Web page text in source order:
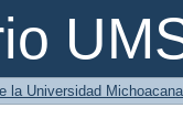
la Universidad